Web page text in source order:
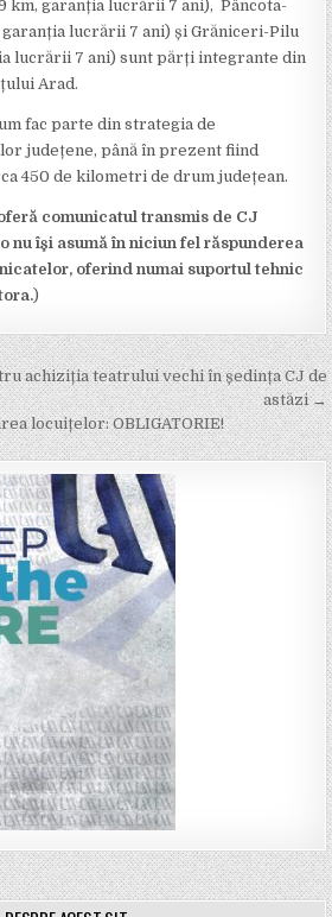
km, garanția lucrării 7 ani), Pâncota-
garanția lucrării 7 ani) și Grăniceri-Pilu
lucrării 7 ani) sunt părți integrante din
Arad.
fac parte din strategia de
județene, până în prezent fiind
450 de kilometri de drum județean.
comunicatul transmis de CJ
nu îşi asumă în niciun fel răspunderea
oferind numai suportul tehnic
)
achiziția teatrului vechi în ședința CJ de
astăzi →
locuițelor: OBLIGATORIE!